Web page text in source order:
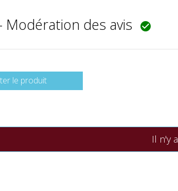
Modération des avis 
le produit
Il n'y